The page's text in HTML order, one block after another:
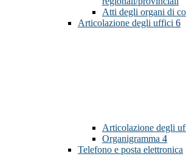
Atti degli organi di
Articolazione degli uffici 6
Articolazione degli
Organigramma 4
Telefono e posta elettronica